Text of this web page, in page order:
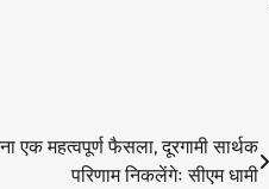
एक महत्वपूर्ण फैसला, दूरगामी सार्थक
परिणाम निकलेंगेः सीएम धामी